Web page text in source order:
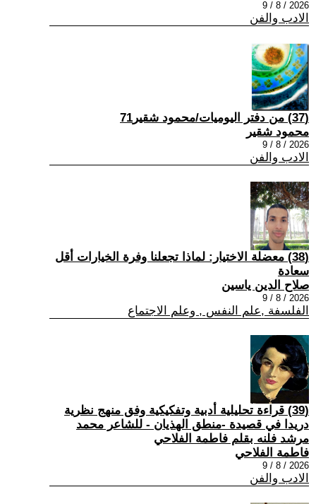
2026 / 8 / 9
الادب والفن
(37) من دفتر اليوميات/محمود شقير71
محمود شقير
2026 / 8 / 9
الادب والفن
(38) معضلة الاختيار: لماذا تجعلنا وفرة الخيارات أقل
سعادة
صلاح الدين ياسين
2026 / 8 / 9
الفلسفة ,علم النفس , وعلم الاجتماع
(39) قراءة تحليلية أدبية وتفكيكية وفق منهج نظرية
دريدا في قصيدة -منطق الهذيان - للشاعر محمد
مرشد فلنه بقلم فاطمة الفلاحي
فاطمة الفلاحي
2026 / 8 / 9
الادب والفن